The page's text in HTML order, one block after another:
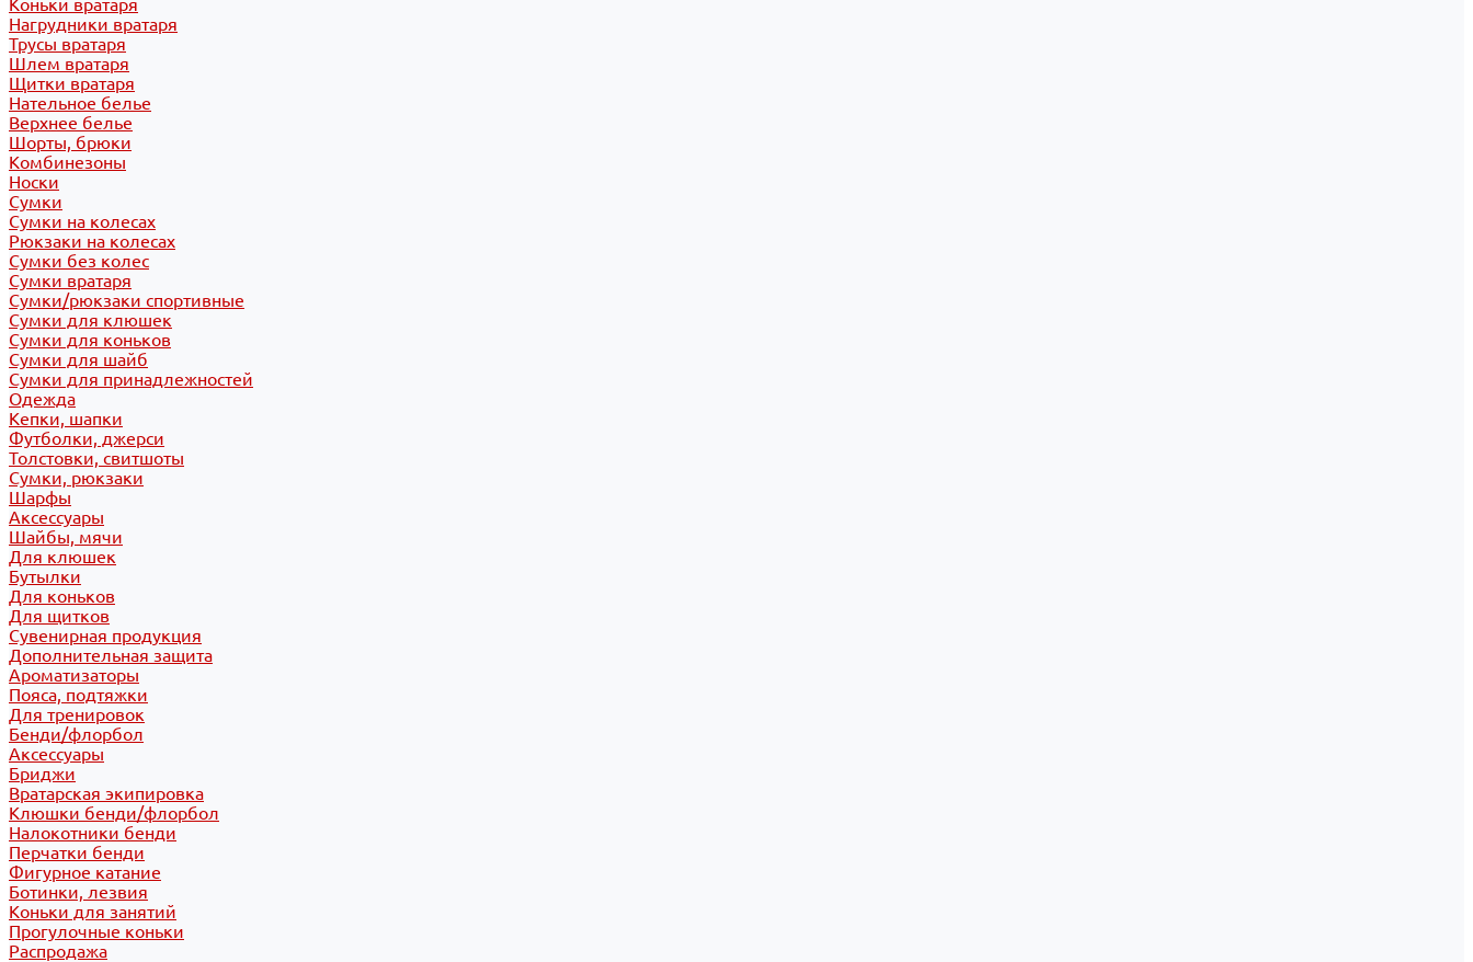
Коньки вратаря
Нагрудники вратаря
Трусы вратаря
Шлем вратаря
Щитки вратаря
Нательное белье
Верхнее белье
Шорты, брюки
Комбинезоны
Носки
Сумки
Сумки на колесах
Рюкзаки на колесах
Сумки без колес
Сумки вратаря
Сумки/рюкзаки спортивные
Сумки для клюшек
Сумки для коньков
Сумки для шайб
Сумки для принадлежностей
Одежда
Кепки, шапки
Футболки, джерси
Толстовки, свитшоты
Сумки, рюкзаки
Шарфы
Аксессуары
Шайбы, мячи
Для клюшек
Бутылки
Для коньков
Для щитков
Сувенирная продукция
Дополнительная защита
Ароматизаторы
Пояса, подтяжки
Для тренировок
Бенди/флорбол
Аксессуары
Бриджи
Вратарская экипировка
Клюшки бенди/флорбол
Налокотники бенди
Перчатки бенди
Фигурное катание
Ботинки, лезвия
Коньки для занятий
Прогулочные коньки
Распродажа